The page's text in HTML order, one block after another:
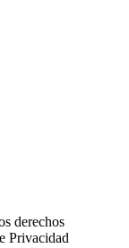
derechos
Privacidad